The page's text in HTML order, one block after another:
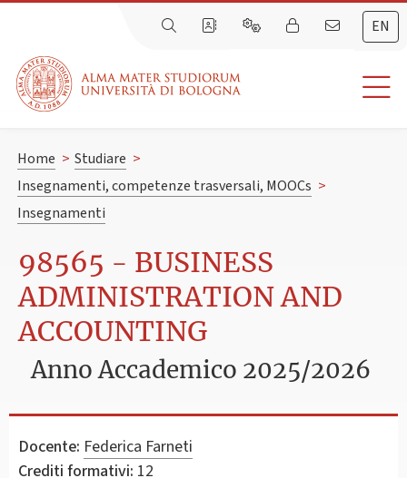
EN
Home > Studiare >
Insegnamenti, competenze trasversali, MOOCs >
Insegnamenti
98565 - BUSINESS
ADMINISTRATION AND
ACCOUNTING
Anno Accademico 2025/2026
Docente: Federica Farneti
Crediti formativi: 12